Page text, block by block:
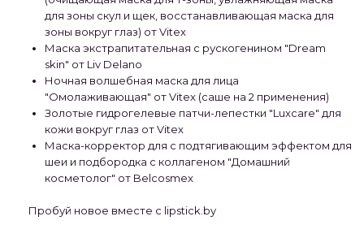
для зоны скул и щек, восстанавливающая маска для
зоны вокруг глаз) от Vitex
Маска экстрапитательная с рускогенином "Dream
skin" от Liv Delano
Ночная волшебная маска для лица
"Омолаживающая" от Vitex (саше на 2 применения)
Золотые гидрогелевые патчи-лепестки "Luxcare" для
кожи вокруг глаз от Vitex
Маска-корректор для с подтягивающим эффектом для
шеи и подбородка с коллагеном "Домашний
косметолог" от Belcosmex
Пробуй новое вместе с lipstick.by